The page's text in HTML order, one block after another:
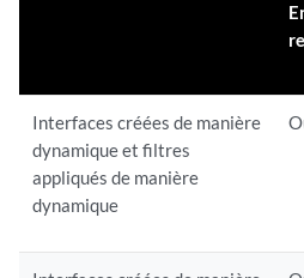
Interfaces créées de manière
dynamique et filtres
appliqués de manière
dynamique